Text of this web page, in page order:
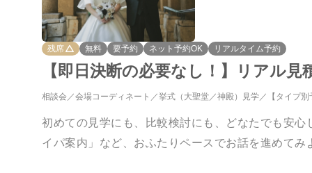
残席 無料 要予約 ネット予約OK リアルタイム予約
【即日決断の必要なし！】リアル
相談会 会場コーディネート 挙式（大聖堂／神殿）見学 【タイプ
初めての見学にも、比較検討にも、どなたでも安
イパ案内」など、おふたりペースでお話を進めてみ